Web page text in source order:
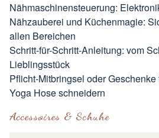
Nähmaschinensteuerung:
Nähzauberei und Küchenmagie:
allen Bereichen
Schritt-für-Schritt-Anleitung: vom
Lieblingsstück
Pflicht-Mitbringsel oder
Yoga Hose schneidern
Accessoires & Schuhe